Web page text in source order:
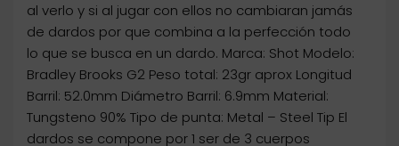
al verlo y si al jugar con ellos no cambiaran jamás
de dardos por que combina a la perfección todo
lo que se busca en un dardo. Marca: Shot Modelo:
Bradley Brooks G2 Peso total: 23gr aprox Longitud
Barril: 52.0mm Diámetro Barril: 6.9mm Material:
Tungsteno 90% Tipo de punta: Metal – Steel Tip El
dardos se compone por 1 ser de 3 cuerpos